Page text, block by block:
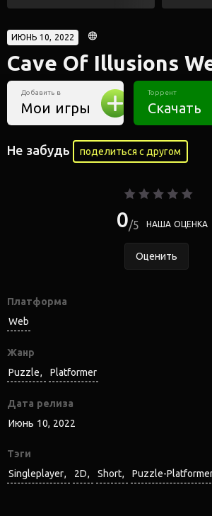
ИЮНЬ 10, 2022
Cave Of Illusions
Добавить в
Мои игры
Торрент
Скачать
Не забудь поделиться с другом
0 5 НАША ОЦЕНКА
Оценить
Платформа
Web
Жанр
Puzzle
Platformer
Дата релиза
Июнь 10, 2022
Тэги
Singleplayer
2D Short Puzzle-